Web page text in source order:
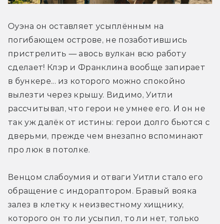
Оуэна он оставляет усыплённым на
погибающем острове, не позаботившись
пристрелить — авось вулкан всю работу
сделает! Клэр и Франклина вообще запирает
в бункере... из которого можно спокойно
вылезти через крышу. Видимо, Уитли
рассчитывал, что герои не умнее его. И он не
так уж далёк от истины: герои долго бьются с
дверьми, прежде чем внезапно вспоминают
про люк в потолке.
Венцом слабоумия и отваги Уитли стало его
обращение с индораптором. Бравый вояка
залез в клетку к неизвестному хищнику,
которого он то ли усыпил, то ли нет, только